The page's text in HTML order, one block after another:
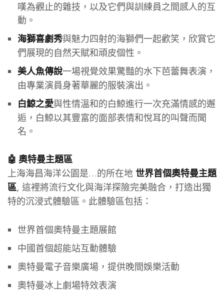
嘆為觀止的雜技，以及它們與訓練員之間感人的互
動。
海獅喜劇秀與魅力四射的海獅們一起歡笑，欣賞它
們展現的自然天賦和頑皮個性。
美人魚傳說一場視覺效果驚豔的水下芭蕾舞表演，
由專業演員身著華麗的服裝演出。
白鯨之愛與性情溫和的白鯨進行一次充滿情感的邂
逅，白鯨以其豐富的面部表情和悅耳的叫聲而聞
名。
🤖 奧特曼主題區
上海海昌海洋公園是…的所在地 世界首個奧特曼主題
區, 這裡將流行文化與海洋探險完美融合，打造出獨
特的沉浸式體驗區。此體驗區包括：
世界首個奧特曼主題展館
中國首個超能站互動體驗
奧特曼電子音樂廣場，提供晚間娛樂活動
奧特曼冰上劇場特效表演